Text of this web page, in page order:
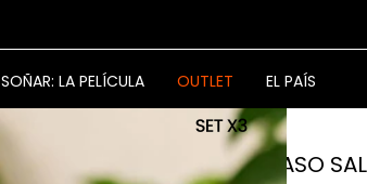
SOÑAR: LA PELÍCULA OUTLET EL PAÍS
VASO